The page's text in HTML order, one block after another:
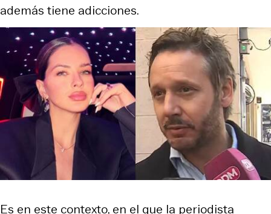
además tiene adicciones.
Es en este contexto, en el que la periodista